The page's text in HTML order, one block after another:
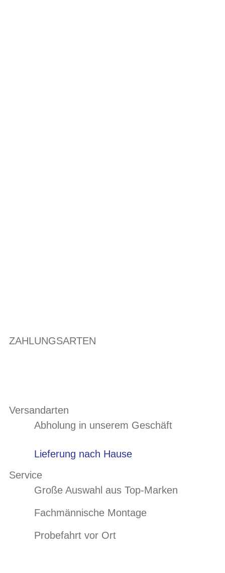
ZAHLUNGSARTEN
Versandarten
Abholung in unserem Geschäft
Lieferung nach Hause
Service
Große Auswahl aus Top-Marken
Fachmännische Montage
Probefahrt vor Ort